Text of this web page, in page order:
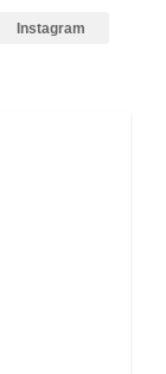
Instagram